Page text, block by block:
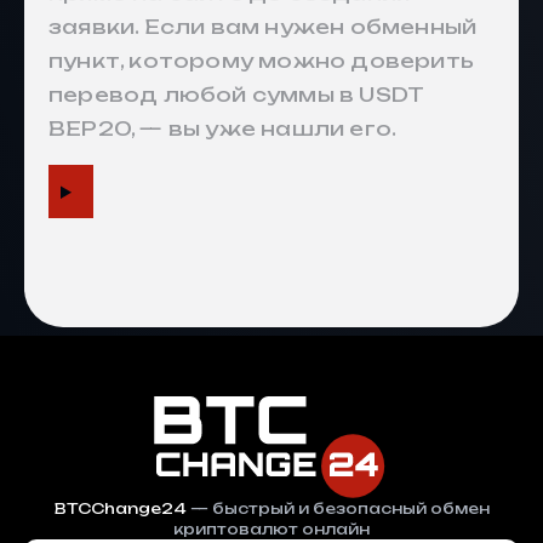
У нас очень безопасная
Глубокая ликвидность
заявки. Если вам нужен обменный
пункт, которому можно доверить
перевод любой суммы в USDT
BEP20, — вы уже нашли его.
оказывает положительное
наших клиентов
BTCChange24— быстрый и безопасный обмен
криптовалют онлайн